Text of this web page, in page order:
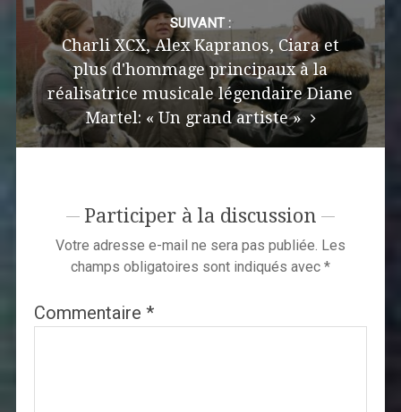
SUIVANT :
Charli XCX, Alex Kapranos, Ciara et
plus d'hommage principaux à la
réalisatrice musicale légendaire Diane
Martel: « Un grand artiste »
Participer à la discussion
Votre adresse e-mail ne sera pas publiée. Les
champs obligatoires sont indiqués avec *
Commentaire *